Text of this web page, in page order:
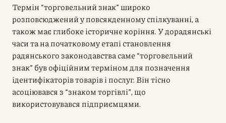
Термін “торговельний знак” широко
розповсюджений у повсякденному спілкуванні, а
також має глибоке історичне коріння. У дорадянські
часи та на початковому етапі становлення
радянського законодавства саме “торговельний
знак” був офіційним терміном для позначення
ідентифікаторів товарів і послуг. Він тісно
асоціювався з “знаком торгівлі”, що
використовувався підприємцями.